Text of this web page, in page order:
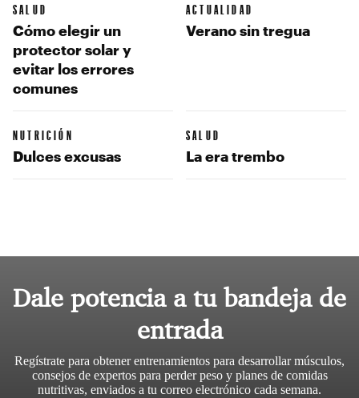
SALUD
Cómo elegir un
protector solar y
evitar los errores
comunes
ACTUALIDAD
Verano sin tregua
NUTRICIÓN
Dulces excusas
SALUD
La era trembo
Dale potencia a tu bandeja de
entrada
Regístrate para obtener entrenamientos para desarrollar músculos,
consejos de expertos para perder peso y planes de comidas
nutritivas, enviados a tu correo electrónico cada semana.